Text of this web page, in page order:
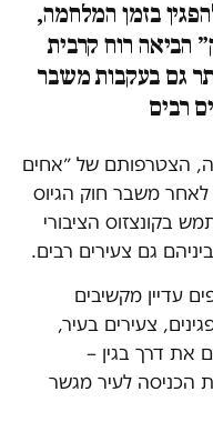
בזמן המלחמה,
הביאה רוח קרבית
גם בעקבות משבר
רבים
הצטרפותם של ״אחים
משבר חוק הגיוס
בקונצזוס הציבורי
גם צעירים רבים.
עדיין מקשיבים
צעירים בעיר,
את דרך בגין –
הכניסה לעיר מגשר